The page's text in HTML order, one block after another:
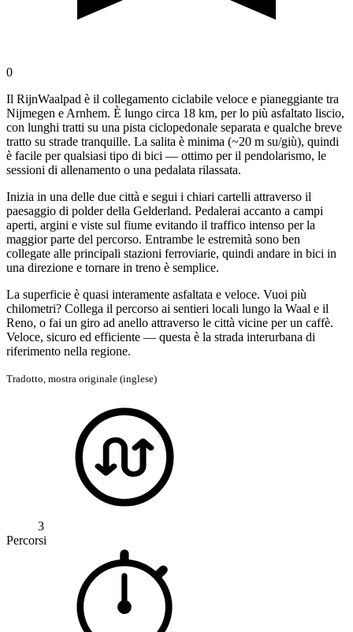
0
Il RijnWaalpad è il collegamento ciclabile veloce e pianeggiante tra
Nijmegen e Arnhem. È lungo circa 18 km, per lo più asfaltato liscio,
con lunghi tratti su una pista ciclopedonale separata e qualche breve
tratto su strade tranquille. La salita è minima (~20 m su/giù), quindi
è facile per qualsiasi tipo di bici — ottimo per il pendolarismo, le
sessioni di allenamento o una pedalata rilassata.
Inizia in una delle due città e segui i chiari cartelli attraverso il
paesaggio di polder della Gelderland. Pedalerai accanto a campi
aperti, argini e viste sul fiume evitando il traffico intenso per la
maggior parte del percorso. Entrambe le estremità sono ben
collegate alle principali stazioni ferroviarie, quindi andare in bici in
una direzione e tornare in treno è semplice.
La superficie è quasi interamente asfaltata e veloce. Vuoi più
chilometri? Collega il percorso ai sentieri locali lungo la Waal e il
Reno, o fai un giro ad anello attraverso le città vicine per un caffè.
Veloce, sicuro ed efficiente — questa è la strada interurbana di
riferimento nella regione.
Tradotto, mostra originale (inglese)
3
Percorsi